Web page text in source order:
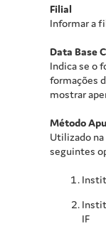
Filial
Informar a
Data Base
Indica se o
formações
mostrar
Método
Utilizado na
seguintes
IF